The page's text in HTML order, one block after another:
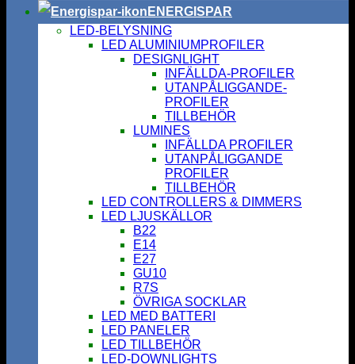
ENERGISPAR
LED-BELYSNING
LED ALUMINIUMPROFILER
DESIGNLIGHT
INFÄLLDA-PROFILER
UTANPÅLIGGANDE-
PROFILER
TILLBEHÖR
LUMINES
INFÄLLDA PROFILER
UTANPÅLIGGANDE
PROFILER
TILLBEHÖR
LED CONTROLLERS & DIMMERS
LED LJUSKÄLLOR
B22
E14
E27
GU10
R7S
ÖVRIGA SOCKLAR
LED MED BATTERI
LED PANELER
LED TILLBEHÖR
LED-DOWNLIGHTS